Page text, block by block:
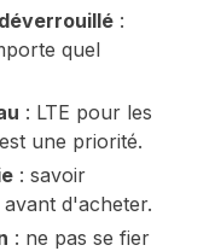
:
quel
: LTE pour les
une priorité.
: savoir
d'acheter.
: ne pas se fier